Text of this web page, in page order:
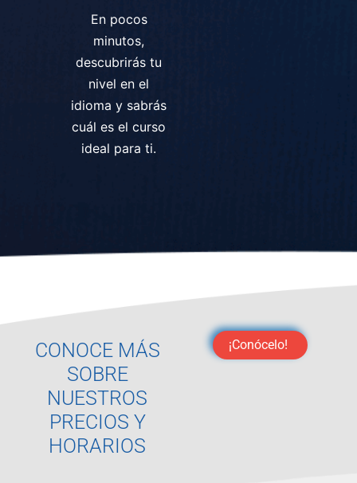
En pocos
minutos,
descubrirás tu
nivel en el
idioma y sabrás
cuál es el curso
ideal para ti.
CONOCE MÁS
SOBRE
NUESTROS
PRECIOS Y
HORARIOS
¡Conócelo!